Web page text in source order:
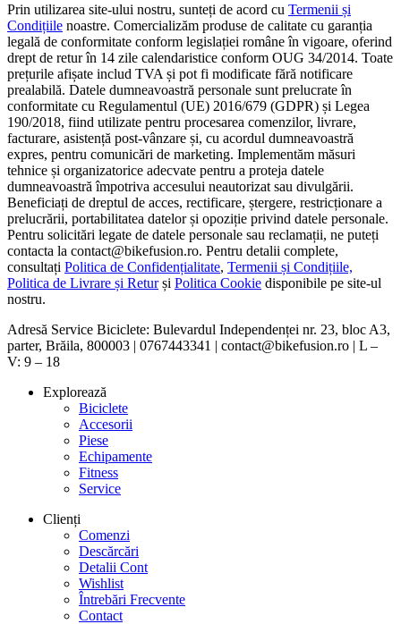
Prin utilizarea site-ului nostru, sunteți de acord cu Termenii și
Condițiile noastre. Comercializăm produse de calitate cu garanția
legală de conformitate conform legislației române în vigoare, oferind
drept de retur în 14 zile calendaristice conform OUG 34/2014. Toate
prețurile afișate includ TVA și pot fi modificate fără notificare
prealabilă. Datele dumneavoastră personale sunt prelucrate în
conformitate cu Regulamentul (UE) 2016/679 (GDPR) și Legea
190/2018, fiind utilizate pentru procesarea comenzilor, livrare,
facturare, asistență post-vânzare și, cu acordul dumneavoastră
expres, pentru comunicări de marketing. Implementăm măsuri
tehnice și organizatorice adecvate pentru a proteja datele
dumneavoastră împotriva accesului neautorizat sau divulgării.
Beneficiați de dreptul de acces, rectificare, ștergere, restricționare a
prelucrării, portabilitatea datelor și opoziție privind datele personale.
Pentru solicitări legate de datele personale sau reclamații, ne puteți
contacta la contact@bikefusion.ro. Pentru detalii complete,
consultați Politica de Confidențialitate, Termenii și Condițiile,
Politica de Livrare și Returși Politica Cookie disponibile pe site-ul
nostru.
Adresă Service Biciclete: Bulevardul Independenței nr. 23, bloc A3,
parter, Brăila, 800003 | 0767443341 | contact@bikefusion.ro | L –
V: 9 – 18
Explorează
Biciclete
Accesorii
Piese
Echipamente
Fitness
Service
Clienți
Comenzi
Descărcări
Detalii Cont
Wishlist
Întrebări Frecvente
Contact